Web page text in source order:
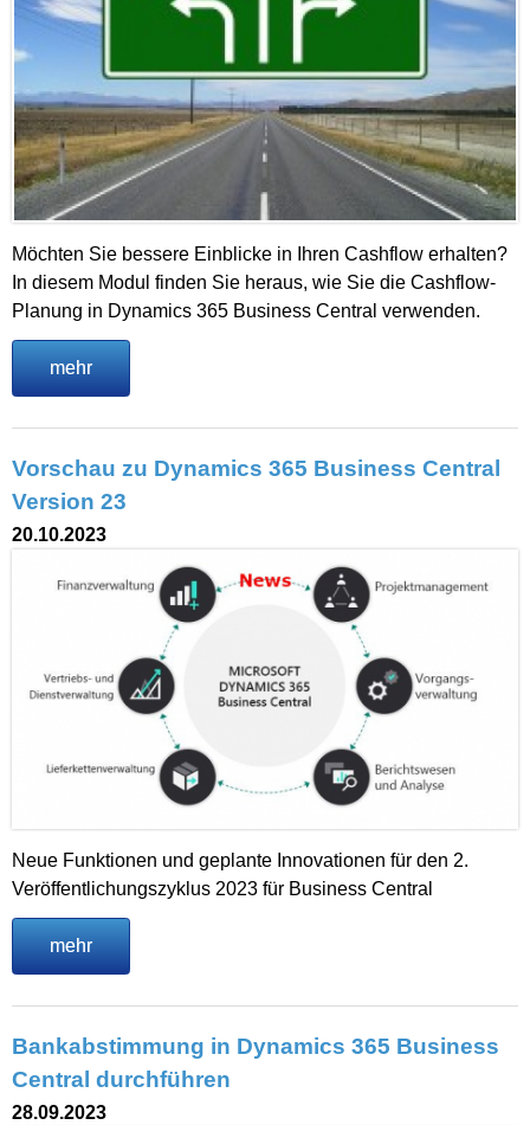
Möchten Sie bessere Einblicke in Ihren Cashflow erhalten?
In diesem Modul finden Sie heraus, wie Sie die Cashflow-
Planung in Dynamics 365 Business Central verwenden.
mehr
Vorschau zu Dynamics 365 Business Central
Version 23
20.10.2023
Neue Funktionen und geplante Innovationen für den 2.
Veröffentlichungszyklus 2023 für Business Central
mehr
Bankabstimmung in Dynamics 365 Business
Central durchführen
28.09.2023